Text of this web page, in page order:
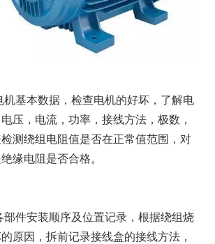
基本数据，检查电机的好坏，了解电
压，电流，功率，接线方法，极数，
测绕组电阻值是否在正常值范围，对
缘电阻是否合格。
件安装顺序及位置记录，根据绕组烧
原因，拆前记录接线盒的接线方法，